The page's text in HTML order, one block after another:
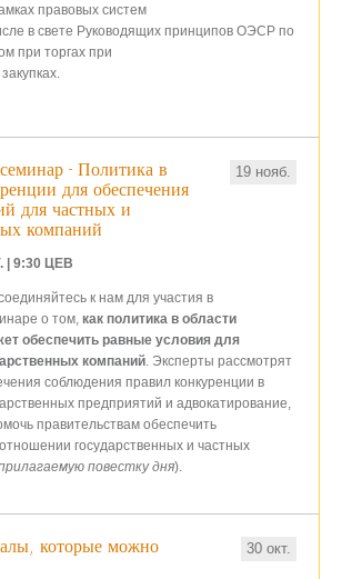
правовых систем
в свете Руководящих принципов ОЭСР по
при торгах при
- Политика в
для обеспечения
для частных и
компаний
19 нояб.
| 9:30 ЦЕВ
к нам для участия в
о том, как политика в области
обеспечить равные условия для
компаний . Эксперты рассмотрят
соблюдения правил конкуренции в
предприятий и адвокатирование,
правительствам обеспечить
государственных и частных
повестку дня).
которые можно
30 окт.